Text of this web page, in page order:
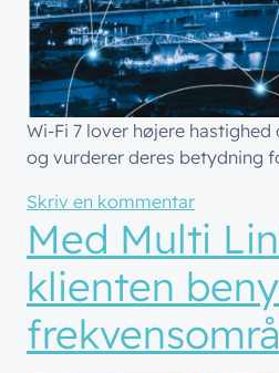
Wi-Fi 7 lover højere
og vurderer deres betydning
Skriv en kommentartil Wi-Fi 7
Med Multi
klienten